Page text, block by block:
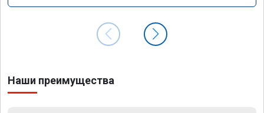
Наши преимущества